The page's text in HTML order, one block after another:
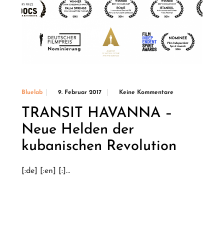
Bluelab 9. Februar 2017 Keine Kommentare
TRANSIT HAVANNA –
Neue Helden der
kubanischen Revolution
[:de] [:en] [:]…